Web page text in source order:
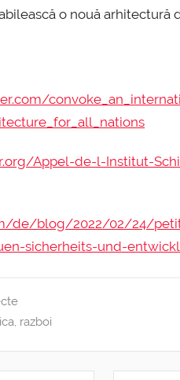
o nouă
Appel-de-l-Institut-
de/blog/2022/02/24/
sicherheits-und-
, razboi